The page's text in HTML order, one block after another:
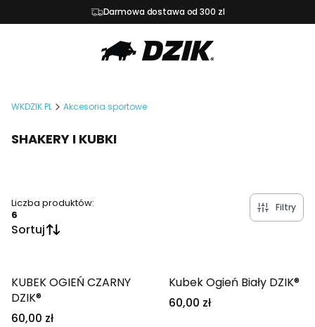
Darmowa dostawa od 300 zl
WKDZIK.PL Akcesoria sportowe
SHAKERY I KUBKI
Liczba produktów:
6
Sortuj
Filtry
Lista produktów
KUBEK OGIEŃ CZARNY
DZIK®
60,00 zł
Kubek Ogień Biały DZIK®
60,00 zł